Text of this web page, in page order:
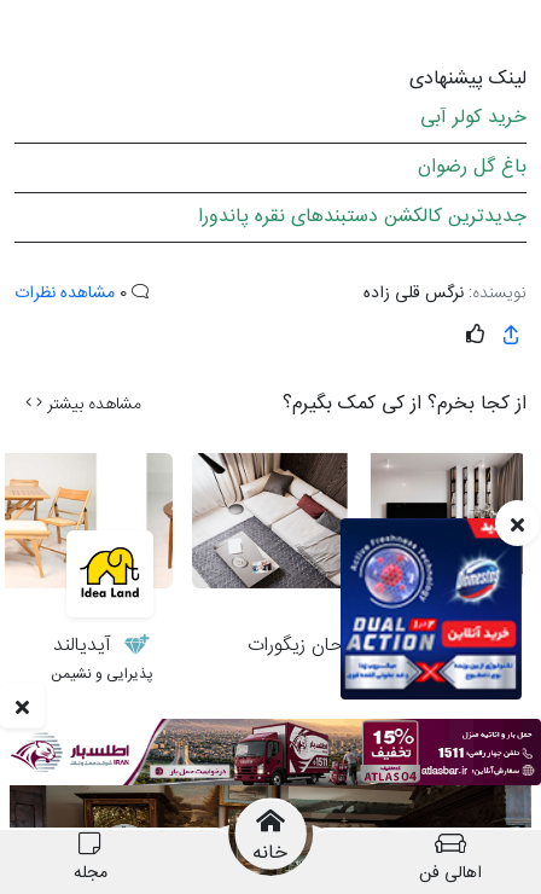
مجله
خانه
اهالی فن
لینک پیشنهادی
خرید کولر آبی
باغ گل رضوان
جدیدترین کالکشن دستبندهای نقره پاندورا
نویسنده: نرگس قلی زاده مشاهده نظرات
از کجا بخرم؟ از کی کمک بگیرم؟ مشاهده بیشتر
گروه معماری طراحان زیگورات
بازسازی و نوسازی ساختمان
آیدیالند
پذیرایی و نشیمن
مطالب مرتبط